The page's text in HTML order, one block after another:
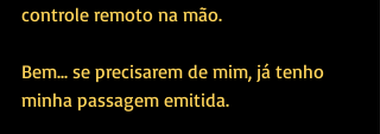
controle remoto na mão.
Bem... se precisarem de mim, já tenho
minha passagem emitida.